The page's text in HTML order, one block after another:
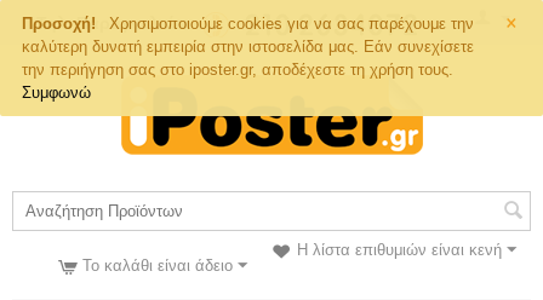
×
Προσοχή!
Χρησιμοποιούμε cookies για να σας παρέχουμε την
καλύτερη δυνατή εμπειρία στην ιστοσελίδα μας. Εάν συνεχίσετε
την περιήγηση σας στο iposter.gr, αποδέχεστε τη χρήση τους.
Συμφωνώ
Τηλ. Παραγγελιών
Η λίστα επιθυμιών είναι κενή
Το καλάθι είναι άδειο